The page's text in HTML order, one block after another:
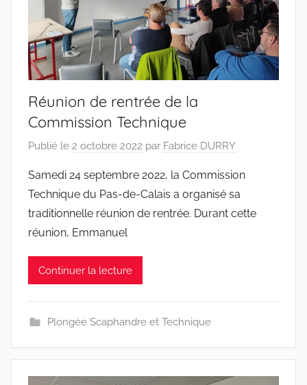
Réunion de rentrée de la
Commission Technique
Publié le 2 octobre 2022 par Fabrice DURRY
Samedi 24 septembre 2022, la Commission
Technique du Pas-de-Calais a organisé sa
traditionnelle réunion de rentrée. Durant cette
réunion, Emmanuel
Continuer la lecture
Plongée Scaphandre et Technique